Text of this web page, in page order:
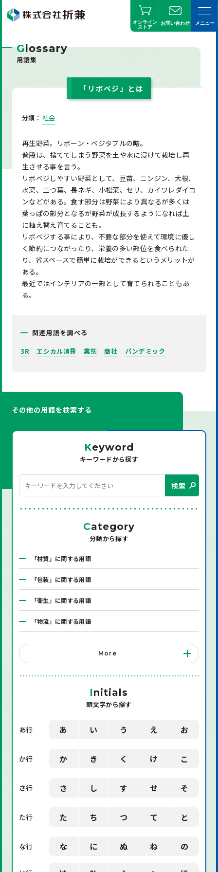
オンライン
ストア
お問い合わせ メニュー
Glossary
用語集
「リボベジ」とは
分類： 社会
再生野菜。リボーン・ベジタブルの略。
普段は、捨ててしまう野菜を土や水に浸けて栽培し再
生させる事を言う。
リボベジしやすい野菜として、豆苗、ニンジン、大根、
水菜、三つ葉、長ネギ、小松菜、セリ、カイワレダイコ
ンなどがある。食す部分は野菜により異なるが多くは
葉っぱの部分となるが野菜が成長するようになれば土
に植え替え育てることも。
リボベジする事により、不要な部分を使えて環境に優し
く節約につながったり、栄養の多い部位を食べられた
り、省スペースで簡単に栽培ができるというメリットが
ある。
最近ではインテリアの一部として育てられることもあ
る。
関連用語を調べる
3R
エシカル消費 業態 商社 パンデミック
その他の用語を検索する
Keyword
キーワードから探す
検索
Category
分類から探す
「材質」に関する用語
「包装」に関する用語
「衛生」に関する用語
「物流」に関する用語
「システム」に関する用語
「店舗備品」に関する用語
「環境」に関する用語
「業界用語」に関する用語
More
Initials
頭文字から探す
あ行 あ い う え お
か行 か き く け こ
さ行 さ し す せ そ
た行 た ち つ て と
な行 な に ぬ ね の